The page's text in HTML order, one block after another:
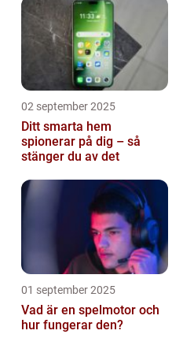
02 september 2025
Ditt smarta hem
spionerar på dig – så
stänger du av det
01 september 2025
Vad är en spelmotor och
hur fungerar den?